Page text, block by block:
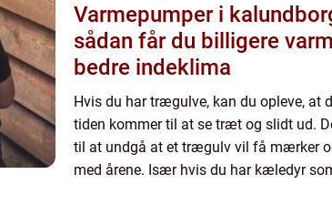
Varmepumper i
sådan får du billigere
bedre indeklima
Hvis du har trægulve, kan du opleve, at
tiden kommer til at se træt og slidt ud.
til at undgå at et trægulv vil få mærker
med årene. Især hvis du har kæledyr